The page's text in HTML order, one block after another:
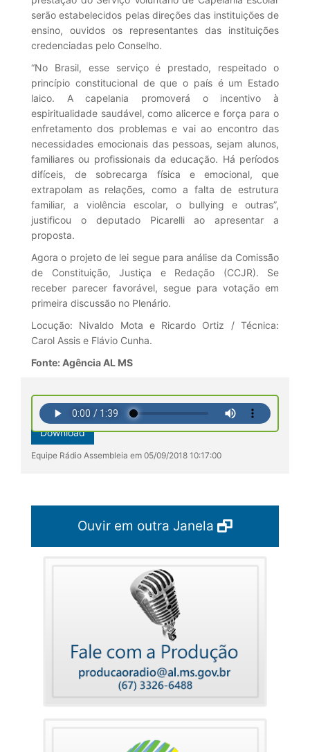
serão estabelecidos pelas direções das instituições de
ensino, ouvidos os representantes das instituições
credenciadas pelo Conselho.
“No Brasil, esse serviço é prestado, respeitado o
princípio constitucional de que o país é um Estado
laico. A capelania promoverá o incentivo à
espiritualidade saudável, como alicerce e força para o
enfretamento dos problemas e vai ao encontro das
necessidades emocionais das pessoas, sejam alunos,
familiares ou profissionais da educação. Há períodos
difíceis, de sobrecarga física e emocional, que
extrapolam as relações, como a falta de estrutura
familiar, a violência escolar, o bullying e outras”,
justificou o deputado Picarelli ao apresentar a
proposta.
Agora o projeto de lei segue para análise da Comissão
de Constituição, Justiça e Redação (CCJR). Se
receber parecer favorável, segue para votação em
primeira discussão no Plenário.
Locução: Nivaldo Mota e Ricardo Ortiz / Técnica:
Carol Assis e Flávio Cunha.
Fonte: Agência AL MS
Download
Equipe Rádio Assembleia em 05/09/2018 10:17:00
Ouvir em outra Janela